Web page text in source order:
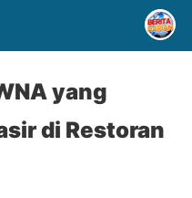
yang
di Restoran